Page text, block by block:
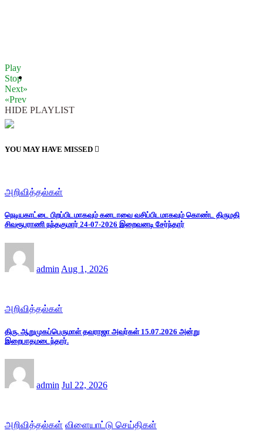
Play
Stop
Next»
«Prev
HIDE PLAYLIST
YOU MAY HAVE MISSED
அறிவித்தல்கள்
நெடியகாட்டை பிறப்பிடமாகவும் கனடாவை வசிப்பிடமாகவும் கொண்ட திருமதி
சிவரூபராணி நந்தகுமார் 24-07-2026 இறைவனடி சேர்ந்தார்
admin Aug 1, 2026
அறிவித்தல்கள்
திரு. ஆறுமுகப்பெருமாள் தவராஜா அவர்கள் 15.07.2026 அன்று
இறைபாதமடைந்தார்.
admin Jul 22, 2026
அறிவித்தல்கள் விளையாட்டு செய்திகள்